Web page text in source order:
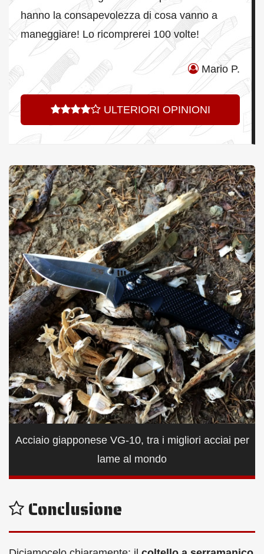
hanno la consapevolezza di cosa vanno a
maneggiare! Lo ricomprerei 100 volte!
Mario P.
ULTERIORI OPINIONI
Acciaio giapponese VG-10, tra i migliori acciai per
lame al mondo
Conclusione